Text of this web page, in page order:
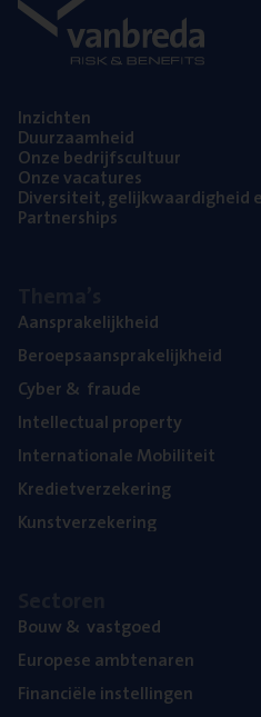
Inzich­ten
Duur­zaam­heid
Onze bedrijfs­cul­tuur
Onze vaca­tu­res
Diver­si­teit, gelijk­waar­dig­heid
Part­ner­ships
Aan­spra­ke­lijk­heid
Beroeps­aan­spra­ke­lijk­heid
Cyber& fraude
Intel­lec­tu­al property
Inter­na­ti­o­na­le Mobiliteit
Kre­diet­ver­ze­ke­ring
Kunst­ver­ze­ke­ring
Bouw& vastgoed
Euro­pe­se ambtenaren
Finan­ci­ë­le instellingen